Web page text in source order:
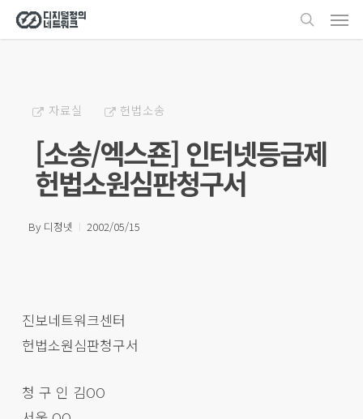
Skip
to
search
자료실 헌법소송
[소송/엑스죤] 인터넷등급제
헌법소원심판청구서
By 디정넷 2002/05/15
진보네트워크센터
헌법소원심판청구서
청 구 인 김OO